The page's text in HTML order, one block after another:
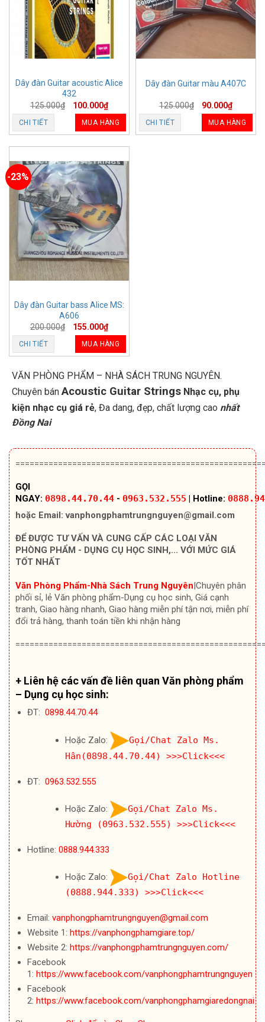
VĂN PHÒNG PHẨM – NHÀ SÁCH TRUNG NGUYÊN.
Chuyên bánAcoustic Guitar Strings Nhạc cụ, phụ
kiện nhạc cụ giá rẻ, Đa dang, đẹp, chất lượng cao nhất
Đồng Nai
GỌI
NGAY: 0898.44.70.44 - 0963.532.555 | Hotline:
hoặc Email:vanphongphamtrungnguyen@gmail.com
ĐỂ ĐƯỢC TƯ VẤN VÀ CUNG CẤP CÁC LOẠI VĂN
PHÒNG PHẨM - DỤNG CỤ HỌC SINH,... VỚI MỨC GIÁ
TỐT NHẤT
Văn Phòng Phẩm-Nhà Sách Trung Nguyên|Chuyên phân
phối sỉ, lẻ Văn phòng phẩm-Dụng cụ học sinh, Giá cạnh
tranh, Giao hàng nhanh, Giao hàng miễn phí tận nơi, miễn phí
đổi trả hàng, thanh toán tiền khi nhận hàng
+ Liên hệ các vấn đề liên quan Văn phòng phẩm
– Dụng cụ học sinh:
ĐT: 0898.44.70.44
Hoặc Zalo:
Gọi/Chat Zalo Ms.
Hân(0898.44.70.44)
>>>Click<<<
ĐT: 0963.532.555
Hoặc Zalo:
Gọi/Chat Zalo Ms.
Hường (0963.532.555)
>>>Click<<<
Hotline: 0888.944.333
Hoặc Zalo:
Gọi/Chat Zalo Hotline
(0888.944.333)
>>>Click<<<
Email: vanphongphamtrungnguyen@gmail.com
Website 1: https://vanphongphamgiare.top/
Website 2: https://vanphongphamtrungnguyen.com/
Facebook
1: https://www.facebook.com/vanphongphamtrungnguyen
Facebook
2: https://www.facebook.com/vanphongphamgiaredongnai
Dây đàn Guitar acoustic Alice
432
125.000₫ 100.000₫
CHI TIẾT MUA HÀNG
Dây đàn Guitar màu A407C
125.000₫ 90.000₫
CHI TIẾT MUA HÀNG
-23%
Dây đàn Guitar bass Alice MS:
A606
200.000₫ 155.000₫
CHI TIẾT MUA HÀNG